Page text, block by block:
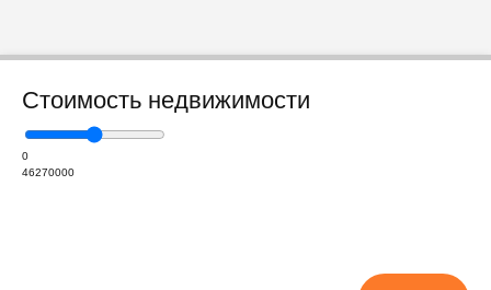
Стоимость недвижимости
0
46270000